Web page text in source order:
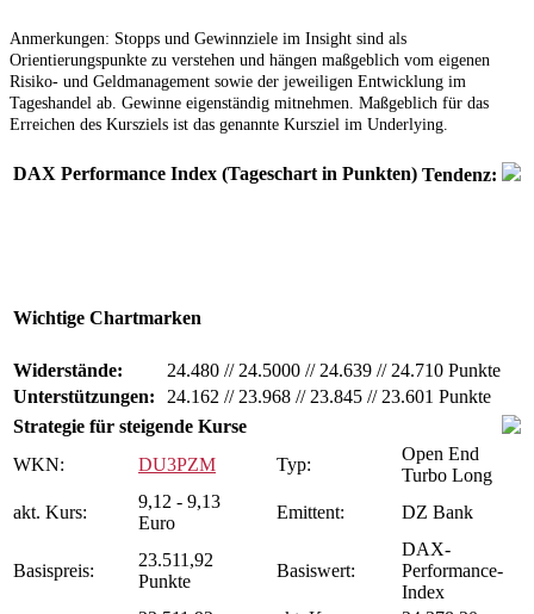
Anmerkungen: Stopps und Gewinnziele im Insight sind als
Orientierungspunkte zu verstehen und hängen maßgeblich vom eigenen
Risiko- und Geldmanagement sowie der jeweiligen Entwicklung im
Tageshandel ab. Gewinne eigenständig mitnehmen. Maßgeblich für das
Erreichen des Kursziels ist das genannte Kursziel im Underlying.
DAX Performance Index (Tageschart in Punkten) Tendenz:
Wichtige Chartmarken
Widerstände: 24.480 //24.5000 //24.639 //24.710 Punkte
Unterstützungen:
24.162 //23.968 //23.845 //23.601 Punkte
Strategie für steigende Kurse
WKN:
DU3PZM Typ:
Open End
Turbo Long
akt. Kurs:
9,12 - 9,13
Euro
Emittent: DZ Bank
Basispreis:
23.511,92
Punkte
Basiswert:
DAX-
Performance-
Index